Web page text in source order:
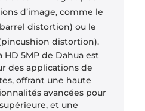
d’image, comme le
distortion) ou le
distortion).
HD 5MP de Dahua est
des applications de
offrant une haute
avancées pour
et une